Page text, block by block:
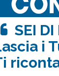
SEI DI
i